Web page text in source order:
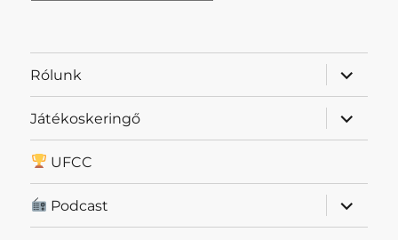
Rólunk
almenü
Játékoskeringő
almenü
UFCC
Podcast
almenü